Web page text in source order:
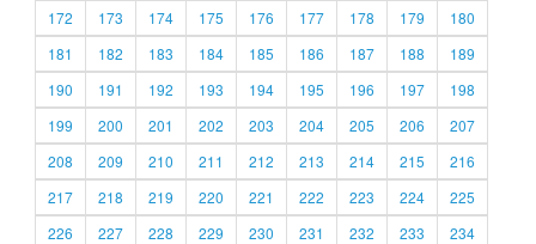
172
173 174 175 176 177 178 179
180
181
182 183 184 185 186 187 188
189
190
191 192 193 194 195 196 197
198
199
200 201 202 203 204 205 206
207
208
209 210 211 212 213 214 215
216
217
218 219 220 221 222 223 224
225
226
227 228 229 230 231 232 233
234